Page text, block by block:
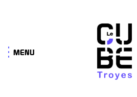
MENU